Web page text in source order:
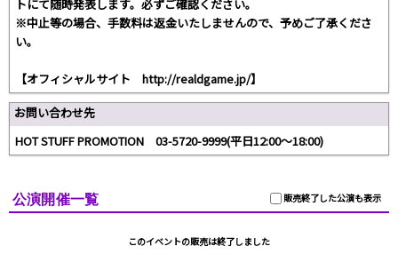
トにて随時発表します。必ずご確認ください。
※中止等の場合、手数料は返金いたしませんので、予めご了承くださ
い。
【オフィシャルサイト http://realdgame.jp/】
お問い合わせ先
HOT STUFF PROMOTION 03-5720-9999(平日12:00～18:00)
販売終了した公演も表示
公演開催一覧
このイベントの販売は終了しました